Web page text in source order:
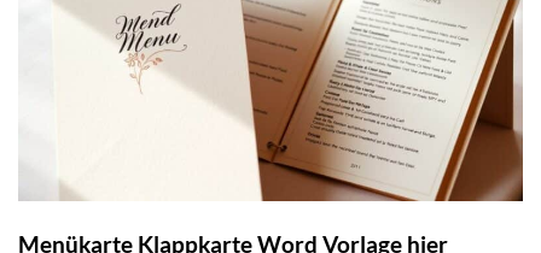
Menükarte Klappkarte Word Vorlage hier